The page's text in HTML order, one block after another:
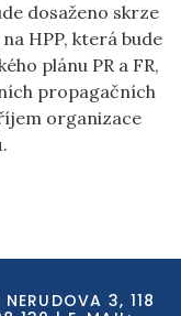
dosaženo skrze
HPP, která bude
plánu PR a FR,
propagačních
organizace
3, 118